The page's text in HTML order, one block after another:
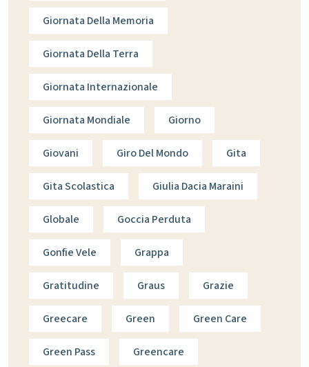
Giornata Della Memoria
Giornata Della Terra
Giornata Internazionale
Giornata Mondiale Giorno
Giovani Giro Del Mondo Gita
Gita Scolastica Giulia Dacia Maraini
Globale Goccia Perduta
Gonfie Vele Grappa
Gratitudine Graus Grazie
Greecare Green Green Care
Green Pass Greencare